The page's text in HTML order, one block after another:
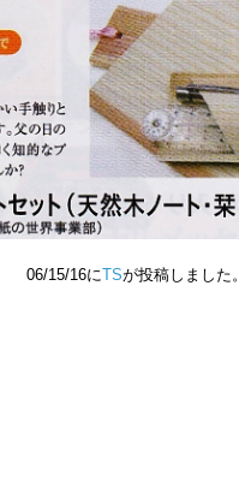
06/15/16にTSが投稿しまし